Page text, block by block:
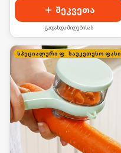
შეკვეთა
გადახდა მიღებისას
სპეციალური ფასისაუკეთესო ფასი